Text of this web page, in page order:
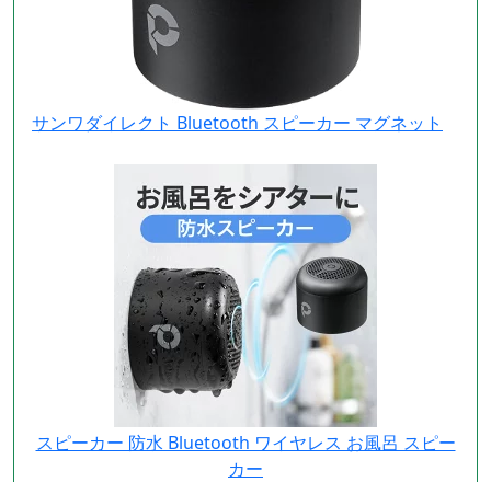
サンワダイレクト Bluetooth スピーカー マグネット
スピーカー 防水 Bluetooth ワイヤレス お風呂 スピー
カー